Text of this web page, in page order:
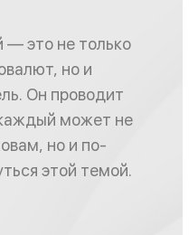
— это не только
но и
Он проводит
может не
но и по-
этой темой.